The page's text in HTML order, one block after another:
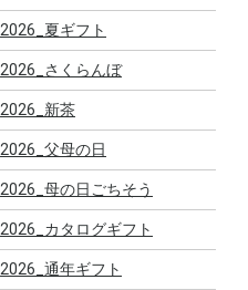
2026_夏ギフト
2026_さくらんぼ
2026_新茶
2026_父母の日
2026_母の日ごちそう
2026_カタログギフト
2026_通年ギフト